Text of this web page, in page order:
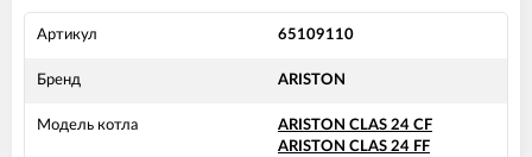
Артикул 65109110
Бренд ARISTON
Модель котла
ARISTON CLAS 24 CF
ARISTON CLAS 24 FF